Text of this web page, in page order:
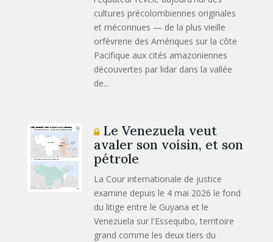
cultures précolombiennes originales
et méconnues — de la plus vieille
orfèvrerie des Amériques sur la côte
Pacifique aux cités amazoniennes
découvertes par lidar dans la vallée
de...
Le Venezuela veut
avaler son voisin, et son
pétrole
La Cour internationale de justice
examine depuis le 4 mai 2026 le fond
du litige entre le Guyana et le
Venezuela sur l'Essequibo, territoire
grand comme les deux tiers du